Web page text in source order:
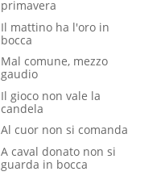
primavera
Il mattino ha l'oro in
bocca
Mal comune, mezzo
gaudio
Il gioco non vale la
candela
Al cuor non si comanda
A caval donato non si
guarda in bocca